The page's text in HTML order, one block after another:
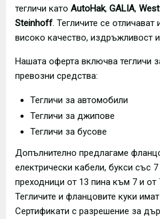
тегличи като AutoHak, GALIA,
Steinhoff. Тегличите се отличават
високо качество, издръжливост и
Нашата оферта включва тегличи
превозни средства:
Тегличи за автомобили
Тегличи за джипове
Тегличи за бусове
Допълнително предлагаме
електрически кабели, букси със
преходници от 13 пина към 7 и от
Тегличите и фланцовите куки
Сертификати с разрешение за